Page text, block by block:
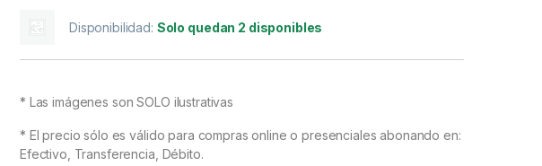
Disponibilidad: Solo quedan 2 disponibles
* Las imágenes son SOLO ilustrativas
* El precio sólo es válido para compras online o presenciales abonando en:
Efectivo, Transferencia, Débito.